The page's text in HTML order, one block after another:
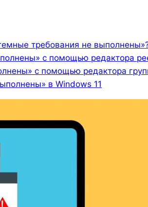
требования не
с помощью редактора
с помощью редактора
в Windows 11